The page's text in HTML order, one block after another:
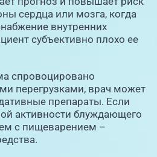
сердца или мозга, когда
внутренних
субъективно плохо ее
спровоцировано
перегрузками, врач может
препараты. Если
активности блуждающего
с пищеварением –